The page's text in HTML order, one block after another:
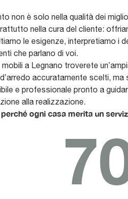
non è solo nella qualità dei
nella cura del cliente:
le esigenze, interpretiamo i
che parlano di voi.
a Legnano troverete
accuratamente scelti,
e professionale pronto a
alla realizzazione.
ogni casa merita un